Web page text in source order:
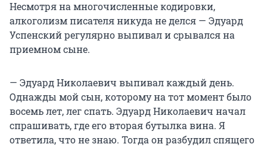
Несмотря на многочисленные кодировки,
алкоголизм писателя никуда не делся — Эдуард
Успенский регулярно выпивал и срывался на
приемном сыне.
— Эдуард Николаевич выпивал каждый день.
Однажды мой сын, которому на тот момент было
восемь лет, лег спать. Эдуард Николаевич начал
спрашивать, где его вторая бутылка вина. Я
ответила, что не знаю. Тогда он разбудил спящего